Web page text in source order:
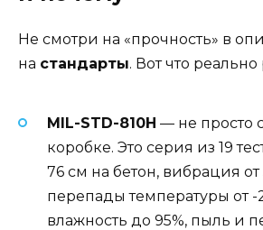
Не смотри на «прочность» в
на стандарты. Вот что реально
MIL-STD-810H — не просто
коробке. Это серия из 19
76 см на бетон, вибрация от
перепады температуры от -
влажность до 95%, пыль и